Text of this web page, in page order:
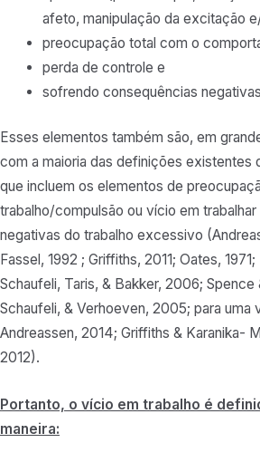
afeto, manipulação da excitação
preocupação total com o
perda de controle e
sofrendo consequências
Esses elementos também são, em
com a maioria das definições existentes
que incluem os elementos de
trabalho/compulsão ou vício em
negativas do trabalho excessivo
Fassel, 1992 ; Griffiths, 2011; Oates,
Schaufeli, Taris, & Bakker, 2006; Spence
Schaufeli, & Verhoeven, 2005; para uma
Andreassen, 2014; Griffiths & Karanika-
2012).
Portanto, o vício em trabalho é
maneira: